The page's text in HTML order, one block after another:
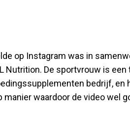
op Instagram was in
De sportvrouw is een
bedrijf, en
manier waardoor de video wel